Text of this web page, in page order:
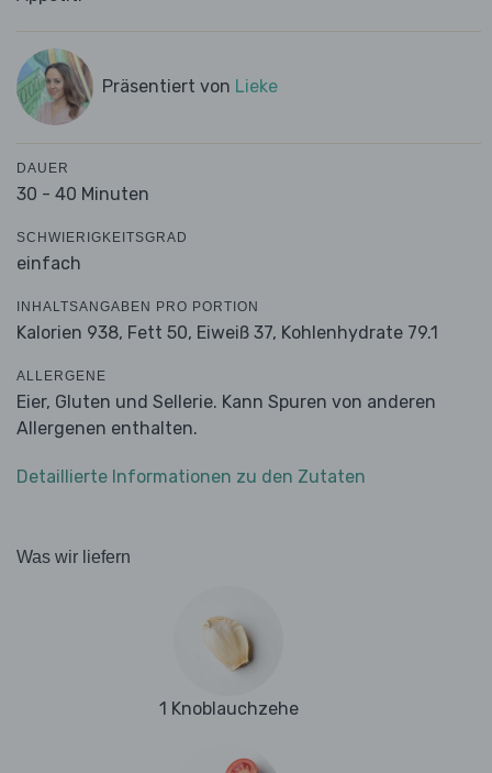
Präsentiert von Lieke
DAUER
30 - 40 Minuten
SCHWIERIGKEITSGRAD
einfach
INHALTSANGABEN PRO PORTION
Kalorien 938, Fett 50, Eiweiß 37, Kohlenhydrate 79.1
ALLERGENE
Eier, Gluten und Sellerie. Kann Spuren von anderen
Allergenen enthalten.
Detaillierte Informationen zu den Zutaten
Was wir liefern
1 Knoblauchzehe